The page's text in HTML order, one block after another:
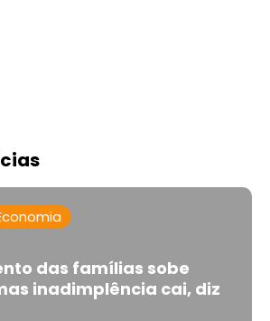
das famílias sobe
inadimplência cai, diz